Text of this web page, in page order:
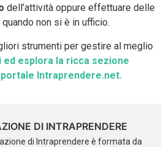
dell’attività oppure effettuare delle
non si è in ufficio.
strumenti per gestire al meglio
ed esplora la ricca sezione
Intraprendere.net.
DI INTRAPRENDERE
di Intraprendere è formata da